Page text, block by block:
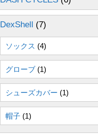
DexShell (7)
ソックス (4)
グローブ (1)
シューズカバー (1)
帽子 (1)